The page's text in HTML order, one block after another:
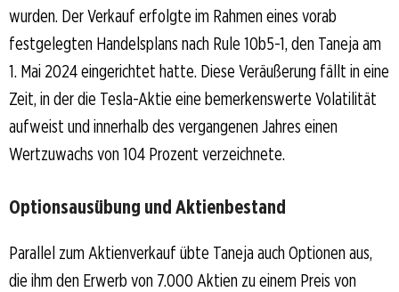
wurden. Der Verkauf erfolgte im Rahmen eines vorab
festgelegten Handelsplans nach Rule 10b5-1, den Taneja am
1. Mai 2024 eingerichtet hatte. Diese Veräußerung fällt in eine
Zeit, in der die Tesla-Aktie eine bemerkenswerte Volatilität
aufweist und innerhalb des vergangenen Jahres einen
Wertzuwachs von 104 Prozent verzeichnete.
Optionsausübung und Aktienbestand
Parallel zum Aktienverkauf übte Taneja auch Optionen aus,
die ihm den Erwerb von 7.000 Aktien zu einem Preis von